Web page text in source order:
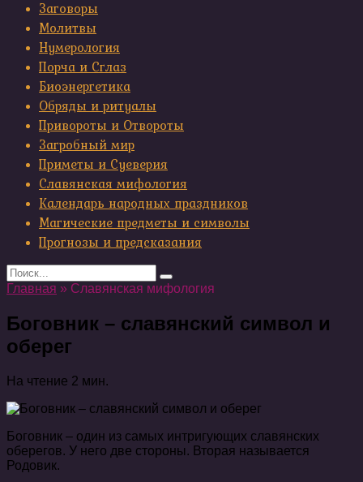
Заговоры
Молитвы
Нумерология
Порча и Сглаз
Биоэнергетика
Обряды и ритуалы
Привороты и Отвороты
Загробный мир
Приметы и Суеверия
Славянская мифология
Календарь народных праздников
Магические предметы и символы
Прогнозы и предсказания
Search
for:
Главная » Славянская мифология
Боговник – славянский символ и
оберег
На чтение 2 мин.
Боговник – один из самых интригующих славянских
оберегов. У него две стороны. Вторая называется
Родовик.